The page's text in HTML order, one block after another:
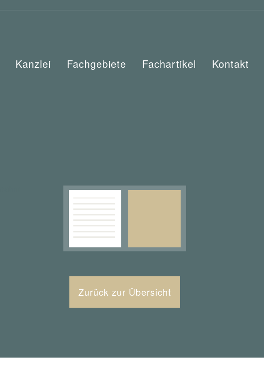
Kanzlei Fachgebiete Fachartikel Kontakt
Zurück zur Übersicht